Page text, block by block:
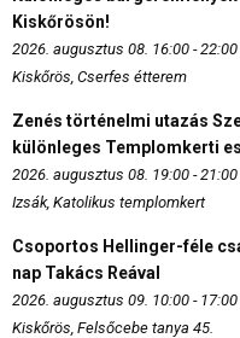
Kiskőrösön!
2026. augusztus 08. 16:00 - 22:00
Kiskőrös, Cserfes étterem
Zenés történelmi utazás
különleges Templomkerti
2026. augusztus 08. 19:00 - 21:00
Izsák, Katolikus templomkert
Csoportos Hellinger-féle
nap Takács Reával
2026. augusztus 09. 10:00 - 17:00
Kiskőrös, Felsőcebe tanya 45.